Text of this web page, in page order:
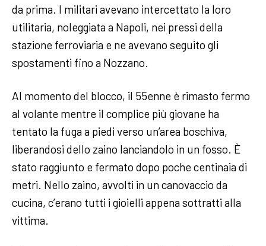
da prima. I militari avevano intercettato la loro
utilitaria, noleggiata a Napoli, nei pressi della
stazione ferroviaria e ne avevano seguito gli
spostamenti fino a Nozzano.
Al momento del blocco, il 55enne è rimasto fermo
al volante mentre il complice più giovane ha
tentato la fuga a piedi verso un’area boschiva,
liberandosi dello zaino lanciandolo in un fosso. È
stato raggiunto e fermato dopo poche centinaia di
metri. Nello zaino, avvolti in un canovaccio da
cucina, c’erano tutti i gioielli appena sottratti alla
vittima.